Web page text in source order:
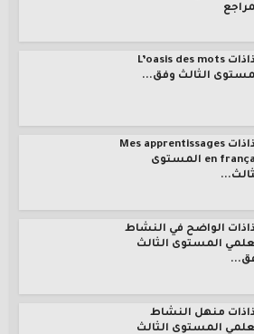
جذاذات L’oasis des mots
الثالث وفق...
جذاذات Mes apprentissages
en français المستوى
الواضح في النشاط
المستوى الثالث
منهل النشاط
المستوى الثالث